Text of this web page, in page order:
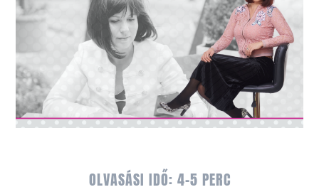
OLVASÁSI IDŐ: 4-5 PERC